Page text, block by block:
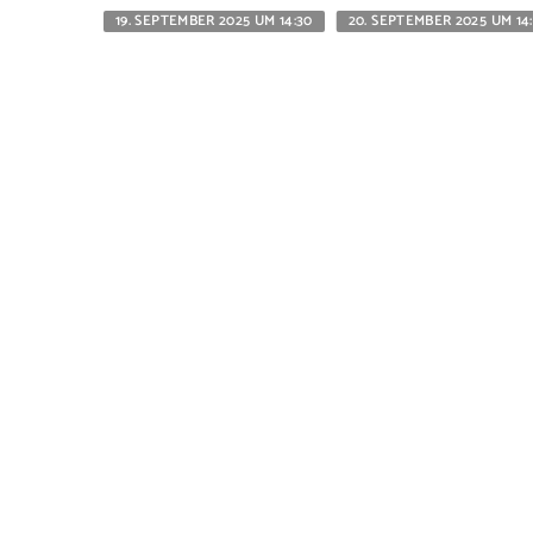
19. SEPTEMBER 2025 UM 14:30 20. SEPTEMBER 2025 UM